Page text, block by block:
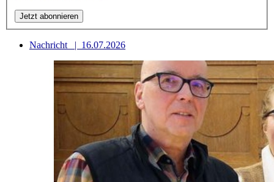
Nachricht | 16.07.2026